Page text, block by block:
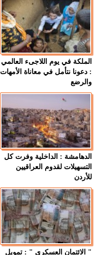
الملكة في يوم اللاجىء العالمي
: دعونا نتأمل في معاناة الأمهات
والرضع
الدهامشة : الداخلية وفرت كل
التسهيلات لقدوم العراقيين
للأردن
" الائتمان العسكري " : تمويل